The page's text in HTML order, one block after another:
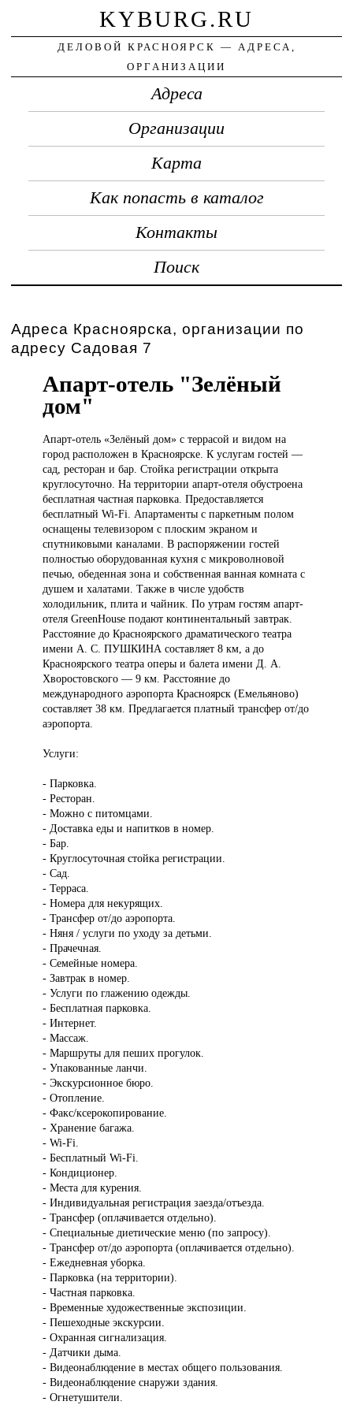
KYBURG.RU
ДЕЛОВОЙ КРАСНОЯРСК — АДРЕСА,
ОРГАНИЗАЦИИ
Адреса
Организации
Карта
Как попасть в каталог
Контакты
Поиск
Адреса Красноярска, организации по
адресу Садовая 7
Апарт-отель "Зелёный
дом"
Апарт-отель «Зелёныйдом» с террасой и видом на
город расположен в Красноярске. К услугам гостей —
сад, ресторан и бар. Стойка регистрации открыта
круглосуточно. На территории апарт-отеля обустроена
бесплатная частная парковка. Предоставляется
бесплатный Wi-Fi. Апартаменты с паркетным полом
оснащены телевизором с плоским экраном и
спутниковыми каналами. В распоряжении гостей
полностью оборудованная кухня с микроволновой
печью, обеденная зона и собственная ванная комната с
душем и халатами. Также в числе удобств
холодильник, плита и чайник. По утрам гостям апарт-
отеля GreenHouse подают континентальный завтрак.
Расстояние до Красноярского драматического театра
имени А. С. ПУШКИНА составляет 8 км, а до
Красноярского театра оперы и балета имени Д. А.
Хворостовского — 9 км. Расстояние до
международного аэропорта Красноярск (Емельяново)
составляет 38 км. Предлагается платный трансфер от/до
аэропорта.
Услуги:
- Парковка.
- Ресторан.
- Можно с питомцами.
- Доставка еды и напитков в номер.
- Бар.
- Круглосуточная стойка регистрации.
- Сад.
- Терраса.
- Номера для некурящих.
- Трансфер от/до аэропорта.
- Няня / услуги по уходу за детьми.
- Прачечная.
- Семейные номера.
- Завтрак в номер.
- Услуги по глажению одежды.
- Бесплатная парковка.
- Интернет.
- Массаж.
- Маршруты для пеших прогулок.
- Упакованные ланчи.
- Экскурсионное бюро.
- Отопление.
- Факс/ксерокопирование.
- Хранение багажа.
- Wi-Fi.
- Бесплатный Wi-Fi.
- Кондиционер.
- Места для курения.
- Индивидуальная регистрация заезда/отъезда.
- Трансфер (оплачивается отдельно).
- Специальные диетические меню (по запросу).
- Трансфер от/до аэропорта (оплачивается отдельно).
- Ежедневная уборка.
- Парковка (на территории).
- Частная парковка.
- Временные художественные экспозиции.
- Пешеходные экскурсии.
- Охранная сигнализация.
- Датчики дыма.
- Видеонаблюдение в местах общего пользования.
- Видеонаблюдение снаружи здания.
- Огнетушители.